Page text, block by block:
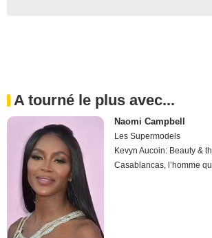
A tourné le plus avec...
Naomi Campbell
Les Supermodels
Kevyn Aucoin: Beauty &
Casablancas, l’homme